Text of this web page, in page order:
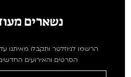
נשארים
הרשמו לניוזלטר ותקבלו מאיתנו
הסרטים והאירועים החדשים